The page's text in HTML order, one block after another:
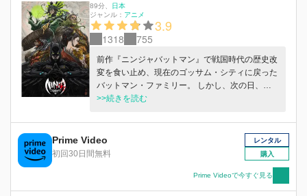
89分
日本
ジャンル： アニメ
3.9
1318 755
前作『ニンジャバットマン』で戦国時代の歴史改
変を食い止め、現在のゴッサム・シティに戻った
バットマン・ファミリー。 しかし、次の日、彼
らは驚愕の事態を目にする。日本列島が消失し、
巨大な島が現れたのだ。やがて、上空から無数の
ヤクザが降下し、ゴッサム・シティの人々に襲い
かかる。さらには、彼らを守るべきヒーローチー
ム“ジャスティス・リーグ”も消息を絶ったという
のだ。 いったい、世界に何が起こったのか。上
空に特殊なエネルギー反応を感知したバットマン
>>続きを読む
Prime Video
初回30日間無料
レンタル
購入
Prime Videoで今すぐ見る